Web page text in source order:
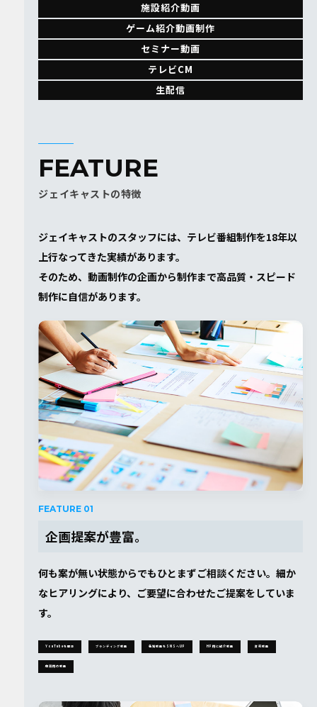
施設紹介動画
ゲーム紹介動画制作
セミナー動画
テレビCM
生配信
FEATURE
ジェイキャストの特徴
ジェイキャストのスタッフには、テレビ番組制作を18年以
上⾏なってきた実績があります。
そのため、動画制作の企画から制作まで高品質・スピード
制作に自信があります。
FEATURE 01
企画提案が豊富。
何も案が無い状態からでもひとまずご相談ください。細か
なヒアリングにより、ご要望に合わせたご提案をしていま
す。
YouTubeを開設 ブランディング動画 告知動画をSNSへUP HP⽤に紹介動画 資料動画
店頭⽤の動画